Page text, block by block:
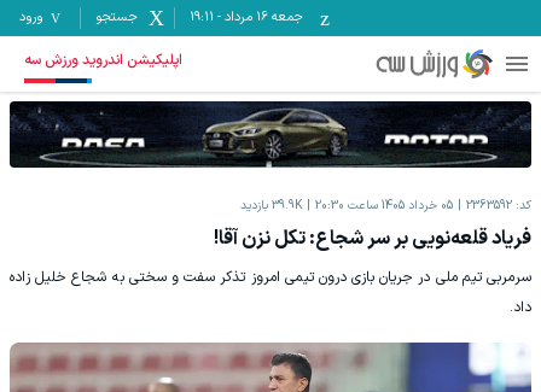
جمعه ۱۶ مرداد -
19:11 جستجو ورود
اپلیکیشن اندروید ورزش سه
کد: 2363592 05 خرداد 1405 ساعت 20:30 39.9K بازدید
فریاد قلعه‌نویی بر سر شجاع: تکل نزن آقا!
سرمربی تیم ملی در جریان بازی درون تیمی امروز تذکر سفت و سختی به شجاع خلیل زاده
داد.